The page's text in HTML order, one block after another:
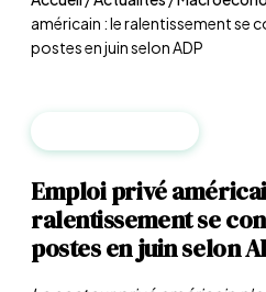
américain : le ralentissement se
postes en juin selon ADP
Emploi privé
ralentissement se
postes en juin selon